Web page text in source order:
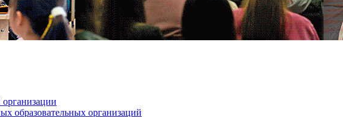
организации
образовательных организаций